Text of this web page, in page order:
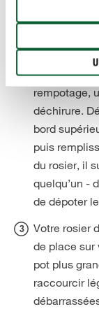
profiter
prudence
Votre rosier
rempotage,
déchirure.
bord
puis
du rosier, il
quelqu’un -
de dépoter
Votre rosier
de place sur
pot plus
raccourcir